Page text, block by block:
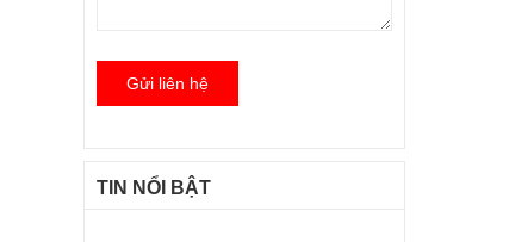
Gửi liên hệ
TIN NỔI BẬT